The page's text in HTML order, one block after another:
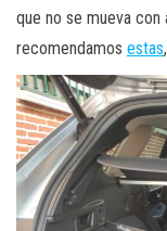
que no se mueva con
recomendamos estas